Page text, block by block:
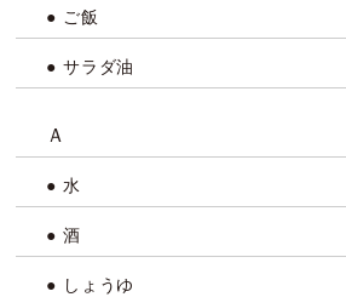
● ご飯
● サラダ油
Ａ
● 水
● 酒
● しょうゆ